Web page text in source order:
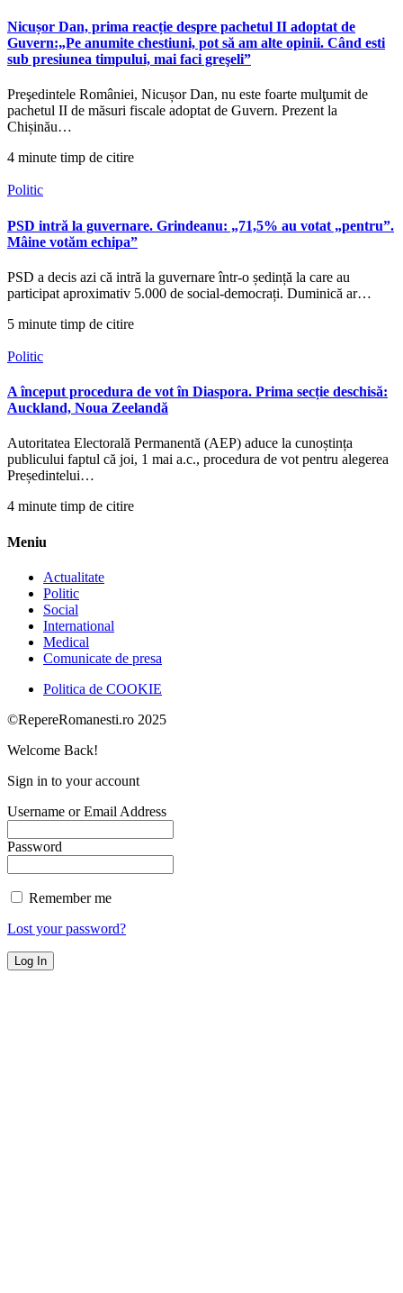
Nicușor Dan, prima reacție despre pachetul II adoptat de
Guvern:„Pe anumite chestiuni, pot să am alte opinii. Când esti
sub presiunea timpului, mai faci greşeli”
Preşedintele României, Nicușor Dan, nu este foarte mulţumit de
pachetul II de măsuri fiscale adoptat de Guvern. Prezent la
Chișinău…
4 minute timp de citire
Politic
PSD intră la guvernare. Grindeanu: „71,5% au votat „pentru”.
Mâine votăm echipa”
PSD a decis azi că intră la guvernare într-o ședință la care au
participat aproximativ 5.000 de social-democrați. Duminică ar…
5 minute timp de citire
Politic
A început procedura de vot în Diaspora. Prima secție deschisă:
Auckland, Noua Zeelandă
Autoritatea Electorală Permanentă (AEP) aduce la cunoștința
publicului faptul că joi, 1 mai a.c., procedura de vot pentru alegerea
Președintelui…
4 minute timp de citire
Meniu
Actualitate
Politic
Social
International
Medical
Comunicate de presa
Politica de COOKIE
©RepereRomanesti.ro 2025
Welcome Back!
Sign in to your account
Username or Email Address
Password
Remember me
Lost your password?